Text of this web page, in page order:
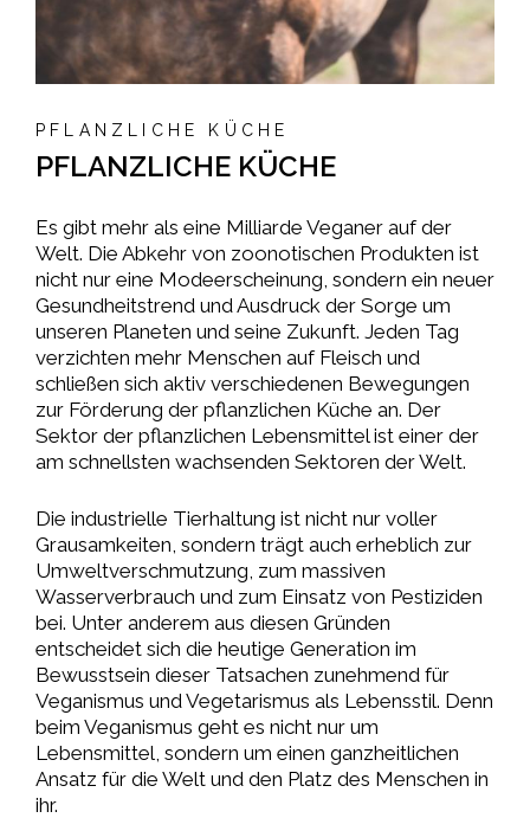
PFLANZLICHE KÜCHE
PFLANZLICHE KÜCHE
Es gibt mehr als eine Milliarde Veganer auf der
Welt. Die Abkehr von zoonotischen Produkten ist
nicht nur eine Modeerscheinung, sondern ein neuer
Gesundheitstrend und Ausdruck der Sorge um
unseren Planeten und seine Zukunft. Jeden Tag
verzichten mehr Menschen auf Fleisch und
schließen sich aktiv verschiedenen Bewegungen
zur Förderung der pflanzlichen Küche an. Der
Sektor der pflanzlichen Lebensmittel ist einer der
am schnellsten wachsenden Sektoren der Welt.
Die industrielle Tierhaltung ist nicht nur voller
Grausamkeiten, sondern trägt auch erheblich zur
Umweltverschmutzung, zum massiven
Wasserverbrauch und zum Einsatz von Pestiziden
bei. Unter anderem aus diesen Gründen
entscheidet sich die heutige Generation im
Bewusstsein dieser Tatsachen zunehmend für
Veganismus und Vegetarismus als Lebensstil. Denn
beim Veganismus geht es nicht nur um
Lebensmittel, sondern um einen ganzheitlichen
Ansatz für die Welt und den Platz des Menschen in
ihr.